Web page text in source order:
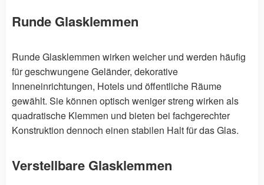
Runde Glasklemmen
Runde Glasklemmen wirken weicher und werden häufig
für geschwungene Geländer, dekorative
Inneneinrichtungen, Hotels und öffentliche Räume
gewählt. Sie können optisch weniger streng wirken als
quadratische Klemmen und bieten bei fachgerechter
Konstruktion dennoch einen stabilen Halt für das Glas.
Verstellbare Glasklemmen